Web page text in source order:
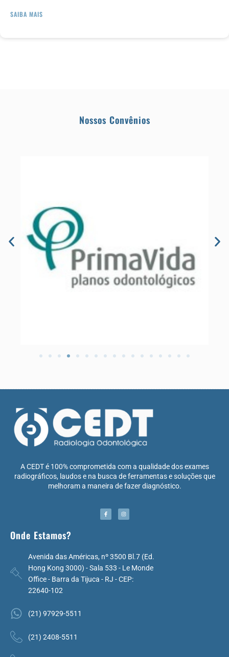
SAIBA MAIS
Nossos Convênios
A CEDT é 100% comprometida com a qualidade dos exames
radiográficos, laudos e na busca de ferramentas e soluções que
melhoram a maneira de fazer diagnóstico.
Onde Estamos?
Avenida das Américas, nº 3500 Bl.7 (Ed.
Hong Kong 3000) - Sala 533 - Le Monde
Office - Barra da Tijuca - RJ - CEP:
22640-102
(21) 97929-5511
(21) 2408-5511